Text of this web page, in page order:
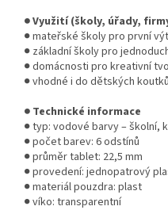
● Využití (školy, úřady,
● mateřské školy pro první
● základní školy pro
● domácnosti pro kreativní
● vhodné i do dětských
● Technické informace
● typ: vodové barvy – školní,
● počet barev: 6 odstínů
● průměr tablet: 22,5 mm
● provedení: jednopatrový
● materiál pouzdra: plast
● víko: transparentní